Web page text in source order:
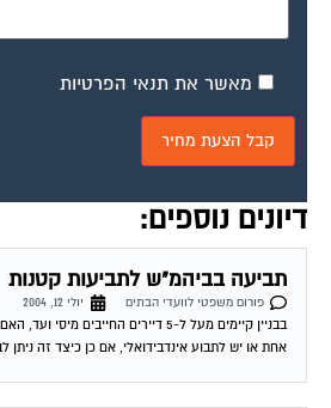
מאשר את תנאי הפרטיות
דיונים נוספים:
תביעה בביהמ"ש לתביעות קטנות
פורום משפטי לוועדי הבתים
יולי 12, 2004
בבניין קיימים מעל ל-5 דיירים החייבים
אחת או יש לתבוע אינדבידואלי, אם כן כיצד זה ניתן